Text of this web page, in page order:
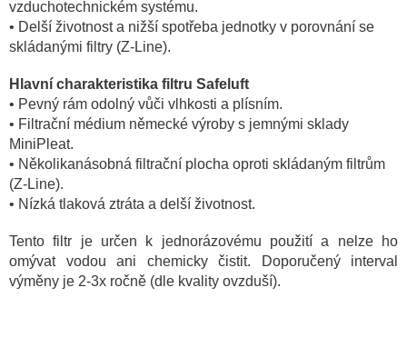
vzduchotechnickém systému.
• Delší životnost a nižší spotřeba jednotky v porovnání se
skládanými filtry (Z-Line).
Hlavní charakteristika filtru Safeluft
• Pevný rám odolný vůči vlhkosti a plísním.
• Filtrační médium německé výroby s jemnými sklady
MiniPleat.
• Několikanásobná filtrační plocha oproti skládaným filtrům
(Z-Line).
• Nízká tlaková ztráta a delší životnost.
Tento filtr je určen k jednorázovému použití a nelze ho
omývat vodou ani chemicky čistit. Doporučený interval
výměny je 2-3x ročně (dle kvality ovzduší).